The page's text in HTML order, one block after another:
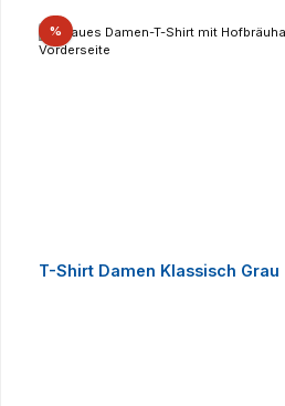
%Rabatt
T-Shirt Damen Klassisch Grau